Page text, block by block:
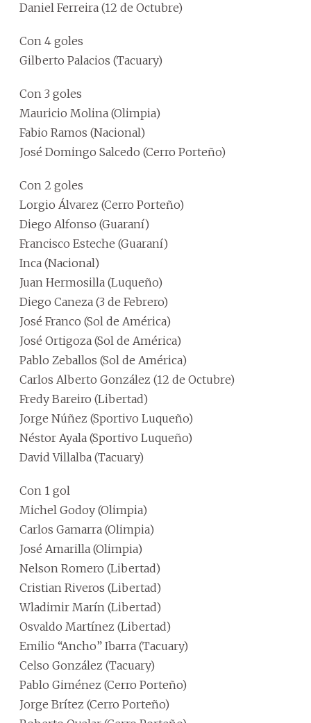
Daniel Ferreira (12 de Octubre)
Con 4 goles
Gilberto Palacios (Tacuary)
Con 3 goles
Mauricio Molina (Olimpia)
Fabio Ramos (Nacional)
José Domingo Salcedo (Cerro Porteño)
Con 2 goles
Lorgio Álvarez (Cerro Porteño)
Diego Alfonso (Guaraní)
Francisco Esteche (Guaraní)
Inca (Nacional)
Juan Hermosilla (Luqueño)
Diego Caneza (3 de Febrero)
José Franco (Sol de América)
José Ortigoza (Sol de América)
Pablo Zeballos (Sol de América)
Carlos Alberto González (12 de Octubre)
Fredy Bareiro (Libertad)
Jorge Núñez (Sportivo Luqueño)
Néstor Ayala (Sportivo Luqueño)
David Villalba (Tacuary)
Con 1 gol
Michel Godoy (Olimpia)
Carlos Gamarra (Olimpia)
José Amarilla (Olimpia)
Nelson Romero (Libertad)
Cristian Riveros (Libertad)
Wladimir Marín (Libertad)
Osvaldo Martínez (Libertad)
Emilio “Ancho” Ibarra (Tacuary)
Celso González (Tacuary)
Pablo Giménez (Cerro Porteño)
Jorge Brítez (Cerro Porteño)